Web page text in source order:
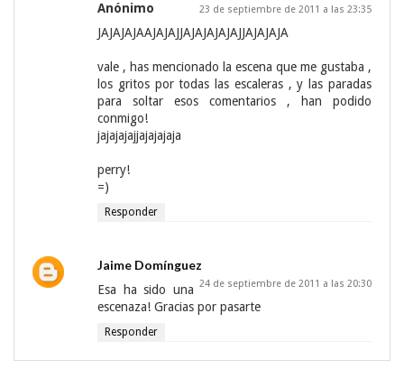
Anónimo 23 de septiembre de 2011 a las 23:35
JAJAJAJAAJAJAJJAJAJAJAJAJJAJAJAJA
vale , has mencionado la escena que me gustaba ,
los gritos por todas las escaleras , y las paradas
para soltar esos comentarios , han podido
conmigo!
jajajajajjajajajaja
perry!
=)
Responder
Jaime Domínguez
24 de septiembre de 2011 a las 20:30
Esa ha sido una
escenaza! Gracias por pasarte
Responder